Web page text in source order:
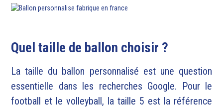
Quel taille de ballon choisir ?
La taille du ballon personnalisé est une question
essentielle dans les recherches Google. Pour le
football et le volleyball, la taille 5 est la référence